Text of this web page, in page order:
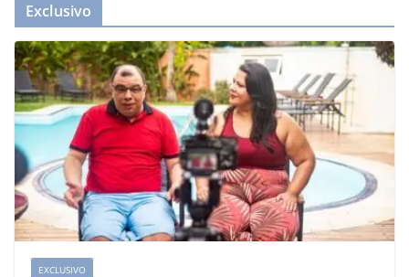
Exclusivo
EXCLUSIVO